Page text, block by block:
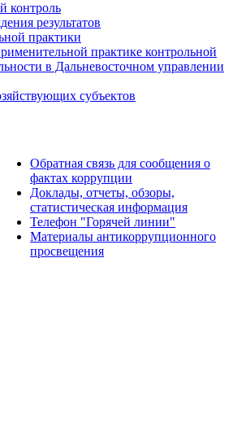
контроль
результатов
практики
практике контрольной
в Дальневосточном управлении
субъектов
Обратная связь для сообщения о
фактах коррупции
Доклады, отчеты, обзоры,
статистическая информация
Телефон "Горячей линии"
Материалы антикоррупционного
просвещения